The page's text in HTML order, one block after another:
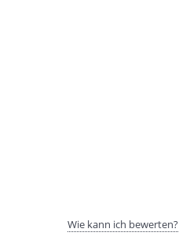
Wie kann ich bewerten?